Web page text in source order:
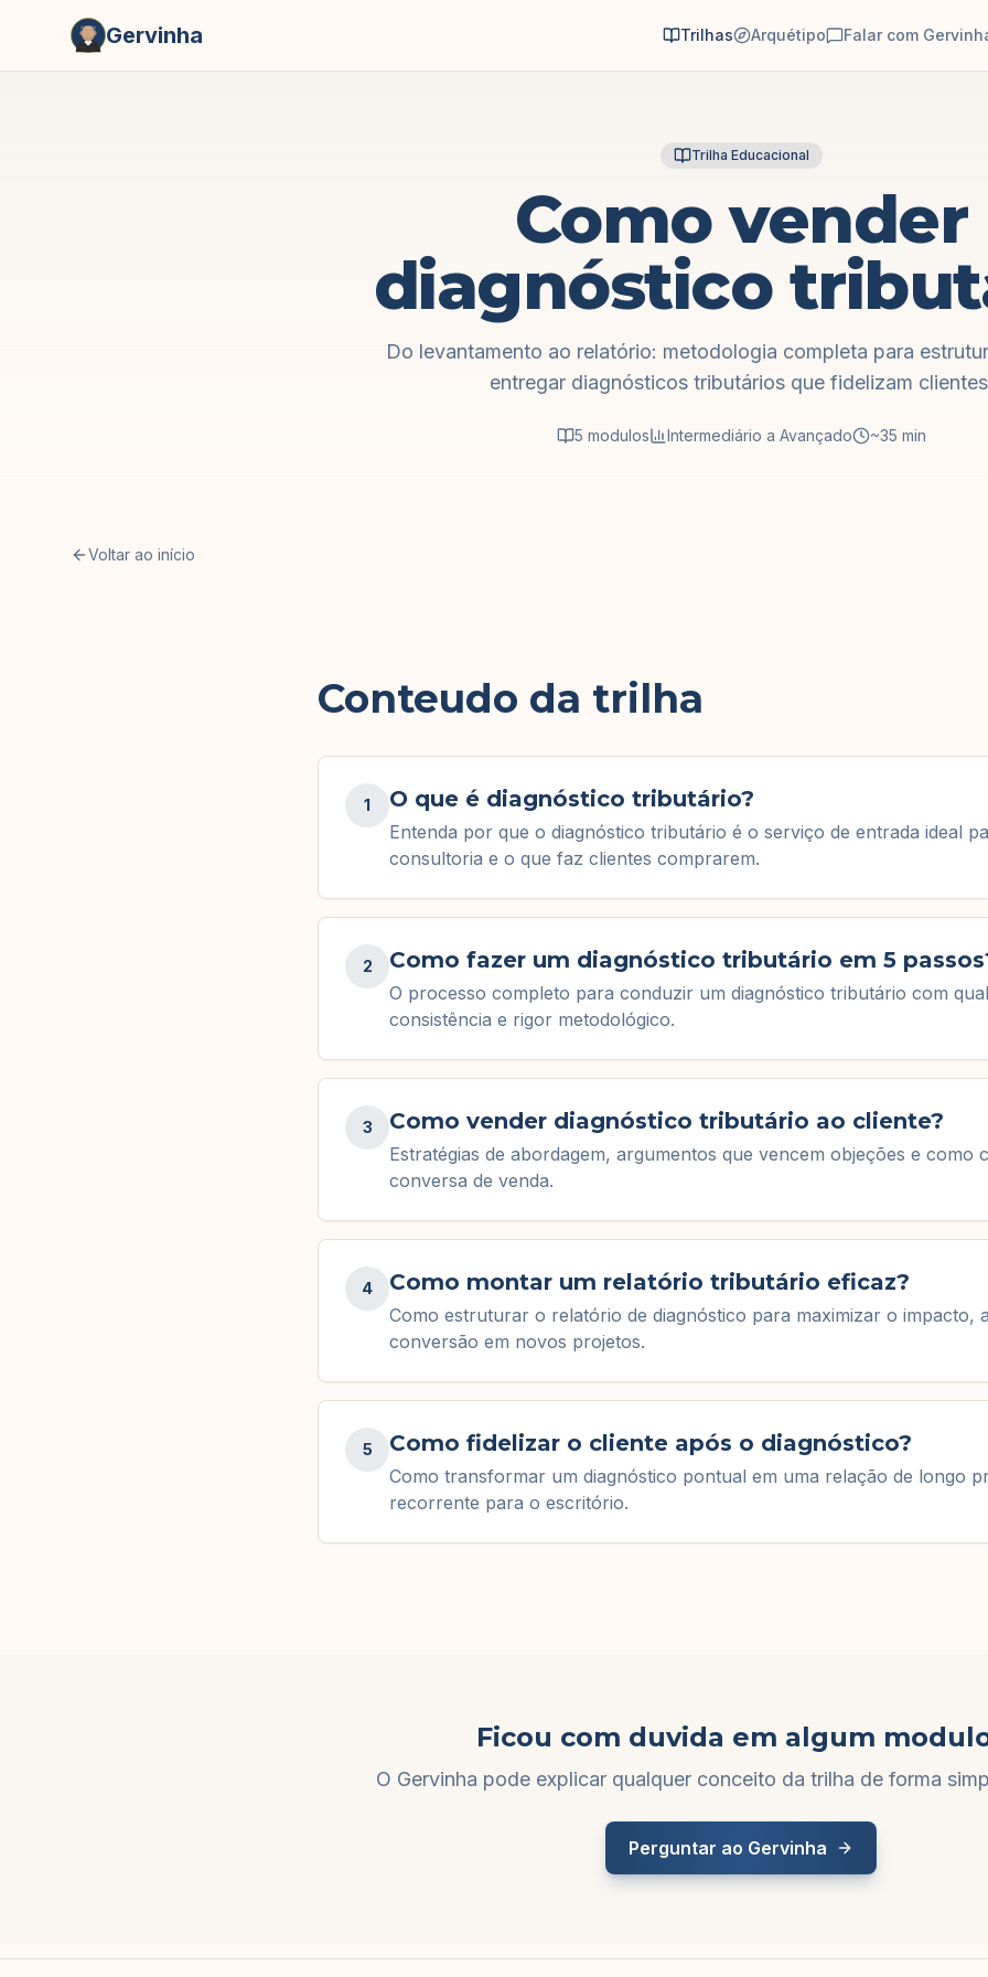
Gervinha Trilhas Arquétipo Falar com
Trilha Educacional
Como vender
diagnóstico
Do levantamento ao relatório: metodologia completa para
entregar diagnósticos tributários que fidelizam
5 modulos Intermediário a Avançado ~35 min
Voltar ao início
Conteudo da trilha
1 O que é diagnóstico tributário?
Entenda por que o diagnóstico tributário é o serviço de entrada ideal
consultoria e o que faz clientes comprarem.
2 Como fazer um diagnóstico tributário em 5
O processo completo para conduzir um diagnóstico tributário com
consistência e rigor metodológico.
3 Como vender diagnóstico tributário ao cliente?
Estratégias de abordagem, argumentos que vencem objeções e como
conversa de venda.
4 Como montar um relatório tributário eficaz?
Como estruturar o relatório de diagnóstico para maximizar o impacto,
conversão em novos projetos.
5 Como fidelizar o cliente após o diagnóstico?
Como transformar um diagnóstico pontual em uma relação de longo
recorrente para o escritório.
Ficou com duvida em algum
O Gervinha pode explicar qualquer conceito da trilha de forma
Perguntar ao Gervinha